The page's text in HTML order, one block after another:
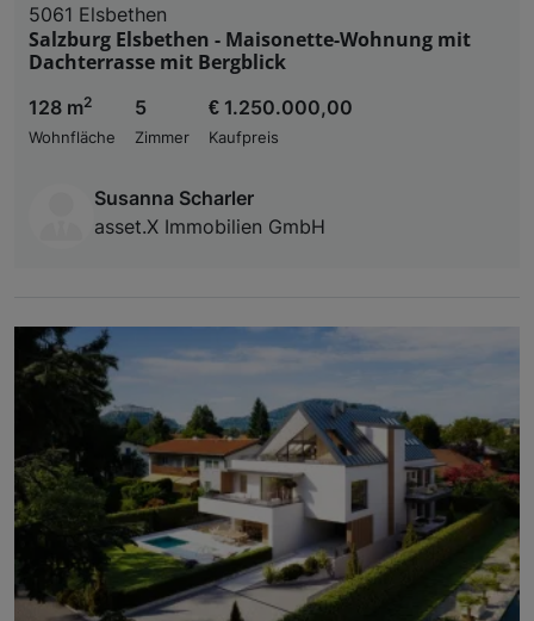
5061 Elsbethen
Salzburg Elsbethen - Maisonette-Wohnung mit
Dachterrasse mit Bergblick
128 m2
Wohnfläche
5
Zimmer
€ 1.250.000,00
Kaufpreis
Susanna Scharler
asset.X Immobilien GmbH